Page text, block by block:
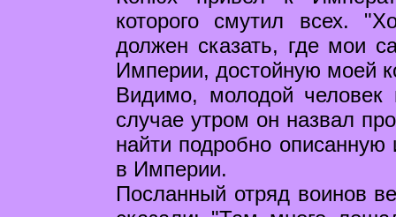
которого смутил всех.
должен сказать, где мои
Империи, достойную моей
Видимо, молодой
случае утром он назвал
найти подробно
в Империи.
Посланный отряд воинов